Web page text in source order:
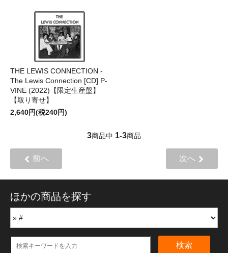
THE LEWIS CONNECTION -
The Lewis Connection [CD] P-
VINE (2022)【限定生産盤】
【取り寄せ】
2,640円(税240円)
3商品中 1-3商品
前へ 次へ
ほかの商品を探す
検索